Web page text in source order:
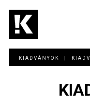
tartalomra
KIADVÁNYOK